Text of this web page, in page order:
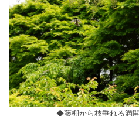
◆藤棚から枝垂れる満開